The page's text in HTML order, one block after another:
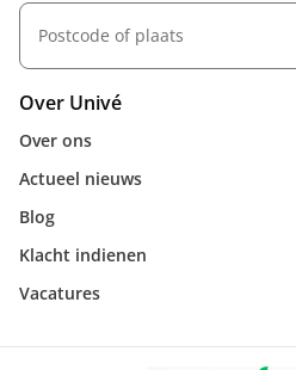
Over Univé
Over ons
Actueel nieuws
Blog
Klacht indienen
Vacatures